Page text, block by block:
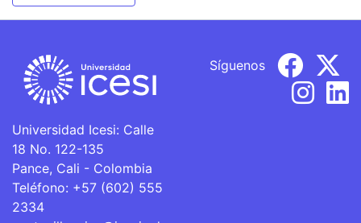
Universidad Icesi: Calle
18 No. 122-135
Pance, Cali - Colombia
Teléfono: +57 (602) 555
2334
Síguenos